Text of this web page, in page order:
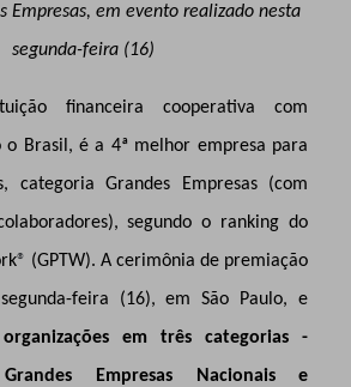
Empresas, em evento realizado nesta
segunda-feira (16)
financeira cooperativa com
o Brasil, é a 4ª melhor empresa para
categoria Grandes Empresas (com
segundoo ranking do
® (GPTW). A cerimônia de premiação
feira (16), em São Paulo, e
em três categorias -
Grandes Empresas Nacionais e